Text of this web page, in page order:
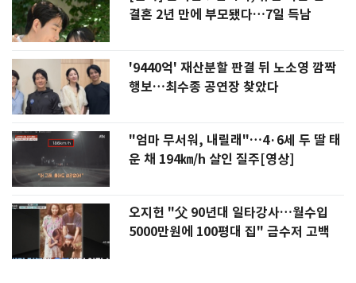
결혼 2년 만에 부모됐다…7일 득남
'9440억' 재산분할 판결 뒤 노소영 깜짝
행보…최수종 공연장 찾았다
"엄마 무서워, 내릴래"…4·6세 두 딸 태
운 채 194㎞/h 살인 질주[영상]
오지헌 "父 90년대 일타강사…월수입
5000만원에 100평대 집" 금수저 고백